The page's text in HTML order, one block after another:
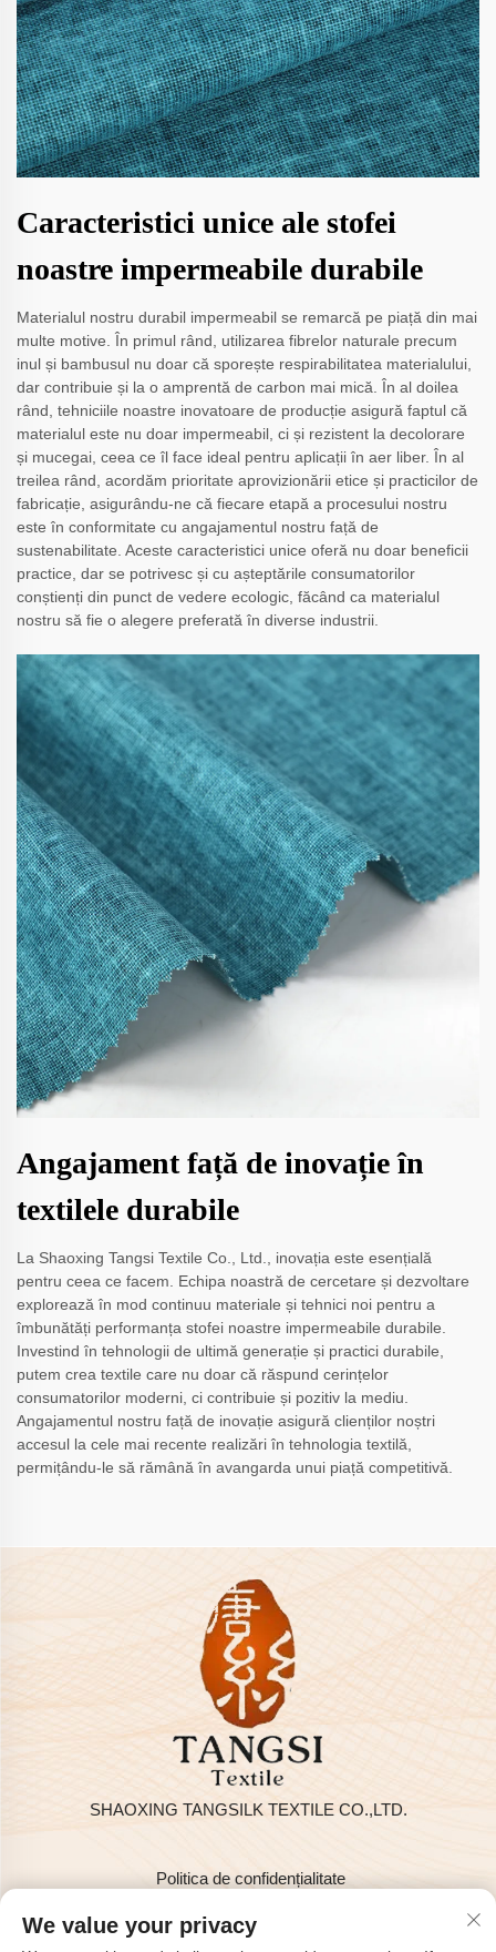
Caracteristici unice ale stofei
noastre impermeabile durabile
Materialul nostru durabil impermeabil se remarcă pe piață din mai
multe motive. În primul rând, utilizarea fibrelor naturale precum
inul și bambusul nu doar că sporește respirabilitatea materialului,
dar contribuie și la o amprentă de carbon mai mică. În al doilea
rând, tehniciile noastre inovatoare de producție asigură faptul că
materialul este nu doar impermeabil, ci și rezistent la decolorare
și mucegai, ceea ce îl face ideal pentru aplicații în aer liber. În al
treilea rând, acordăm prioritate aprovizionării etice și practicilor de
fabricație, asigurându-ne că fiecare etapă a procesului nostru
este în conformitate cu angajamentul nostru față de
sustenabilitate. Aceste caracteristici unice oferă nu doar beneficii
practice, dar se potrivesc și cu așteptările consumatorilor
conștienți din punct de vedere ecologic, făcând ca materialul
nostru să fie o alegere preferată în diverse industrii.
Angajament față de inovație în
textilele durabile
La Shaoxing Tangsi Textile Co., Ltd., inovația este esențială
pentru ceea ce facem. Echipa noastră de cercetare și dezvoltare
explorează în mod continuu materiale și tehnici noi pentru a
îmbunătăți performanța stofei noastre impermeabile durabile.
Investind în tehnologii de ultimă generație și practici durabile,
putem crea textile care nu doar că răspund cerințelor
consumatorilor moderni, ci contribuie și pozitiv la mediu.
Angajamentul nostru față de inovație asigură clienților noștri
accesul la cele mai recente realizări în tehnologia textilă,
permițându-le să rămână în avangarda unui piață competitivă.
SHAOXING TANGSILK TEXTILE CO.,LTD.
Politica de confidențialitate
Drepturi de autor © 2025 de SHAOXING TANGSILK TEXTILE
CO.,LTD
We value your privacy